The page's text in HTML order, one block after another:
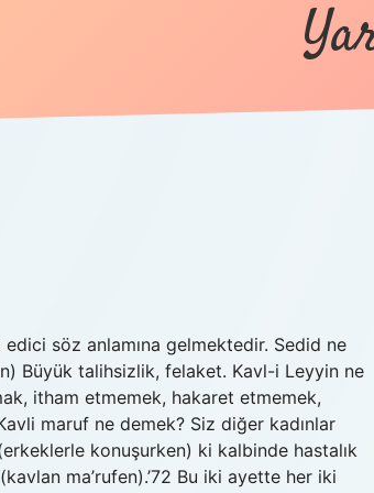
söz anlamına gelmektedir. Sedid ne
itham etmemek, hakaret etmemek,
maruf ne demek? Siz diğer kadınlar
konuşurken) ki kalbinde hastalık
ma’rufen).’72 Bu iki ayette her iki